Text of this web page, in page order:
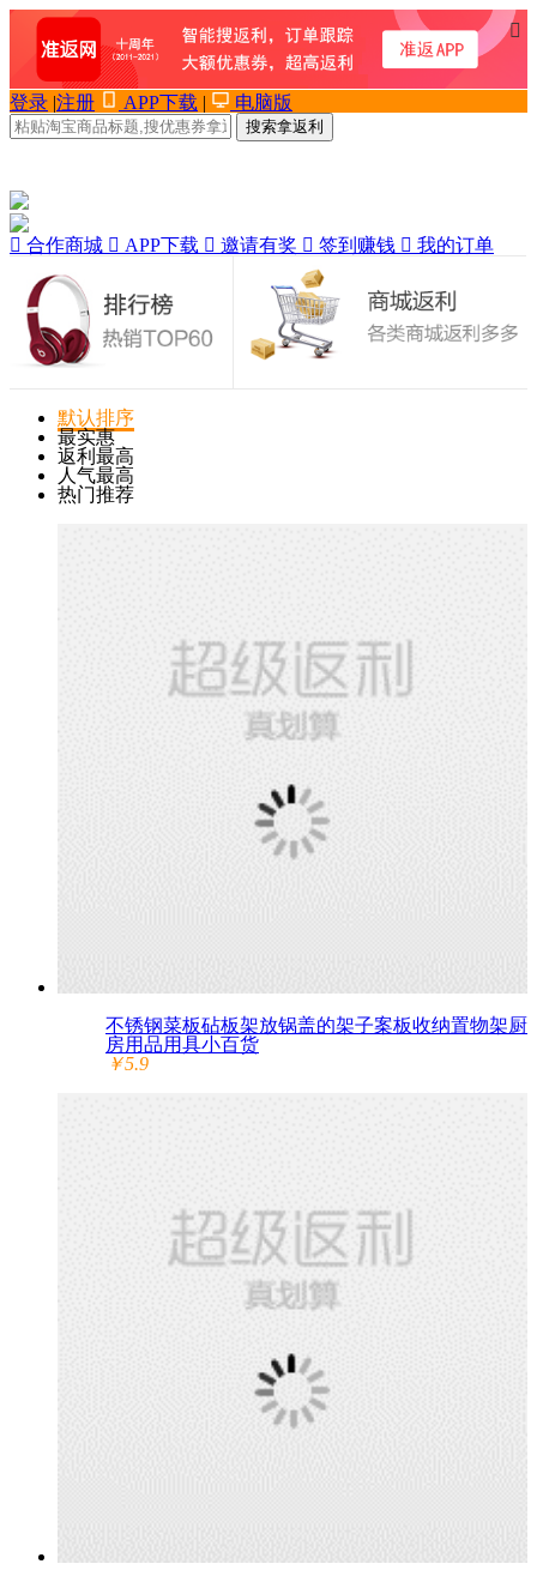

登录 |注册 APP下载 | 电脑版
搜索拿返利
 合作商城  APP下载  邀请有奖  签到赚钱  我的订单
默认排序
最实惠
返利最高
人气最高
热门推荐
不锈钢菜板砧板架放锅盖的架子案板收纳置物架厨
房用品用具小百货
￥5.9